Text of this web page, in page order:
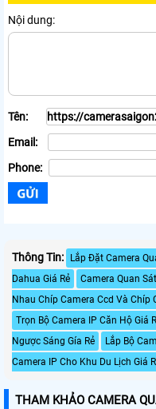
Nội dung:
Tên:
Email:
Phone:
Thông Tin: Lắp Đặt Camera
Dahua Giá Rẻ
Camera Quan
Nhau Chíp Camera Ccd Và Chíp
Trọn Bộ Camera IP Căn Hộ Giá
Ngược Sáng Gía Rẻ
Lắp Bộ
Camera IP Cho Khu Du Lịch Giá
THAM KHẢO CAMERA